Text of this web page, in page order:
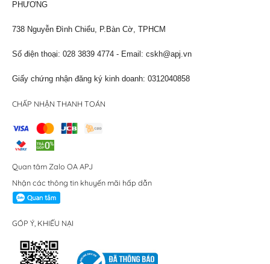
PHƯƠNG
738 Nguyễn Đình Chiểu, P.Bàn Cờ, TPHCM
Số điện thoại: 028 3839 4774 - Email: cskh@apj.vn
Giấy chứng nhận đăng ký kinh doanh: 0312040858
CHẤP NHẬN THANH TOÁN
Quan tâm Zalo OA APJ
Nhận các thông tin khuyến mãi hấp dẫn
GÓP Ý, KHIẾU NẠI